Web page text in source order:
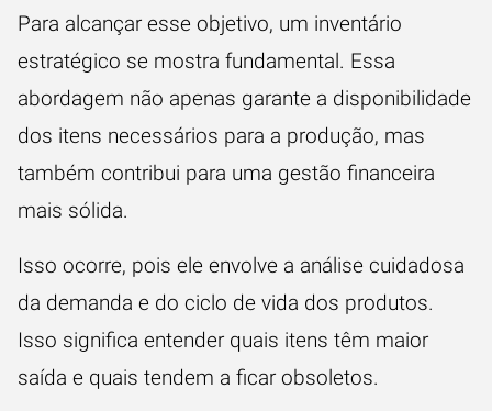
Para alcançar esse objetivo, um inventário
estratégico se mostra fundamental. Essa
abordagem não apenas garante a disponibilidade
dos itens necessários para a produção, mas
também contribui para uma gestão financeira
mais sólida.
Isso ocorre, pois ele envolve a análise cuidadosa
da demanda e do ciclo de vida dos produtos.
Isso significa entender quais itens têm maior
saída e quais tendem a ficar obsoletos.